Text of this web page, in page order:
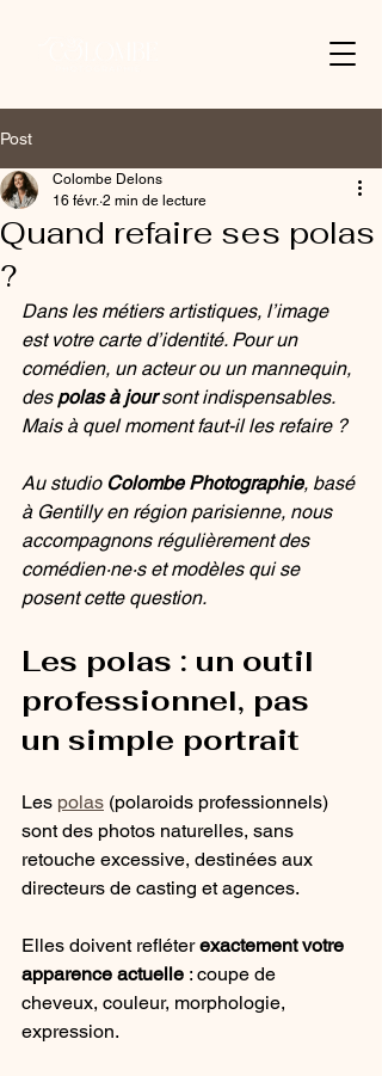
Post
Quand refaire ses polas
?
Colombe Delons
16 févr. 2 min de lecture
Dans les métiers artistiques, l’image
est votre carte d’identité. Pour un
comédien, un acteur ou un mannequin,
des polas à jour sont indispensables.
Mais à quel moment faut-il les refaire ?
Au studio Colombe Photographie, basé
à Gentilly en région parisienne, nous
accompagnons régulièrement des
comédien·ne·s et modèles qui se
posent cette question.
Les polas : un outil
professionnel, pas
un simple portrait
Les polas (polaroids professionnels)
sont des photos naturelles, sans
retouche excessive, destinées aux
directeurs de casting et agences.
Elles doivent refléter exactement votre
apparence actuelle : coupe de
cheveux, couleur, morphologie,
expression.